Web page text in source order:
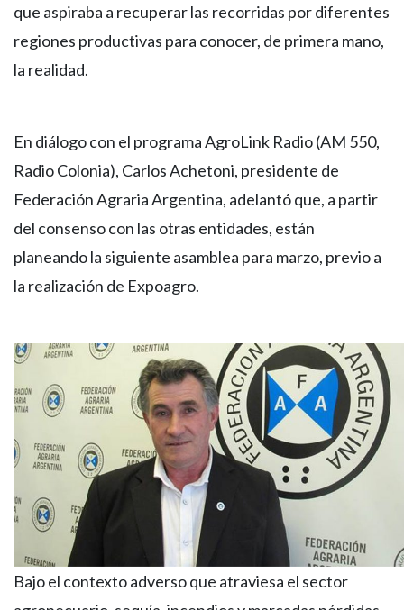
que aspiraba a recuperar las recorridas por diferentes
regiones productivas para conocer, de primera mano,
la realidad.
En diálogo con el programa AgroLink Radio (AM 550,
Radio Colonia), Carlos Achetoni, presidente de
Federación Agraria Argentina, adelantó que, a partir
del consenso con las otras entidades, están
planeando la siguiente asamblea para marzo, previo a
la realización de Expoagro.
Bajo el contexto adverso que atraviesa el sector